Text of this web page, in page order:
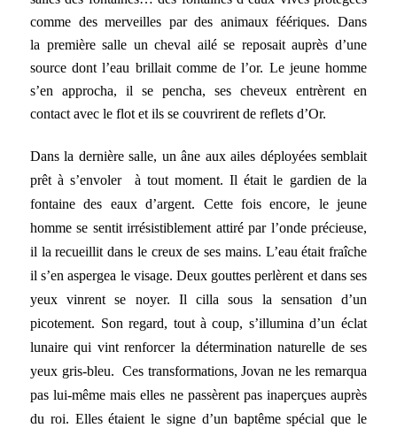
comme des merveilles par des animaux féériques. Dans
la première salle un cheval ailé se reposait auprès d’une
source dont l’eau brillait comme de l’or. Le jeune homme
s’en approcha, il se pencha, ses cheveux entrèrent en
contact avec le flot et ils se couvrirent de reflets d’Or.
Dans la dernière salle, un âne aux ailes déployées semblait
prêt à s’envoler à tout moment. Il était le gardien de la
fontaine des eaux d’argent. Cette fois encore, le jeune
homme se sentit irrésistiblement attiré par l’onde précieuse,
il la recueillit dans le creux de ses mains. L’eau était fraîche
il s’en aspergea le visage. Deux gouttes perlèrent et dans ses
yeux vinrent se noyer. Il cilla sous la sensation d’un
picotement. Son regard, tout à coup, s’illumina d’un éclat
lunaire qui vint renforcer la détermination naturelle de ses
yeux gris-bleu. Ces transformations, Jovan ne les remarqua
pas lui-même mais elles ne passèrent pas inaperçues auprès
du roi. Elles étaient le signe d’un baptême spécial que le